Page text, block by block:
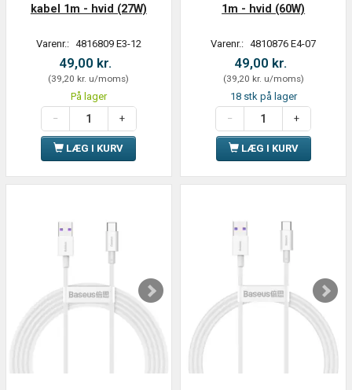
kabel 1m - hvid (27W)
Varenr.: 4816809 E3-12
49,00 kr.
(39,20 kr. u/moms)
På lager
LÆG I KURV
1m - hvid (60W)
Varenr.: 4810876 E4-07
49,00 kr.
(39,20 kr. u/moms)
18 stk på lager
LÆG I KURV